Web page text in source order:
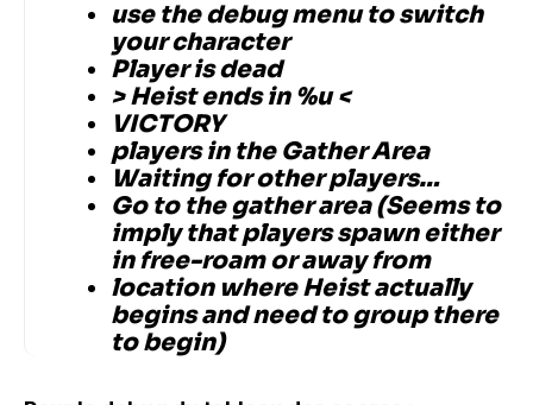
use the debug menu to switch
your character
Player is dead
> Heist ends in %u <
VICTORY
players in the Gather Area
Waiting for other players…
Go to the gather area (Seems to
imply that players spawn either
in free-roam or away from
location where Heist actually
begins and need to group there
to begin)